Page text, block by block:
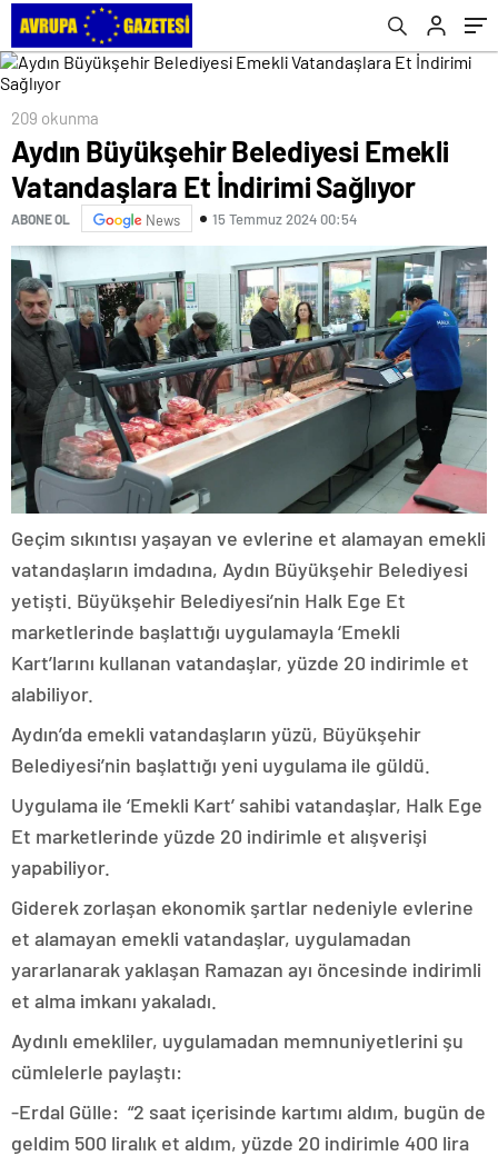
209 okunma
Aydın Büyükşehir Belediyesi Emekli
Vatandaşlara Et İndirimi Sağlıyor
ABONE OL News 15 Temmuz 2024 00:54
Geçim sıkıntısı yaşayan ve evlerine et alamayan emekli
vatandaşların imdadına, Aydın Büyükşehir Belediyesi
yetişti. Büyükşehir Belediyesi’nin Halk Ege Et
marketlerinde başlattığı uygulamayla ‘Emekli
Kart’larını kullanan vatandaşlar, yüzde 20 indirimle et
alabiliyor.
Aydın’da emekli vatandaşların yüzü, Büyükşehir
Belediyesi’nin başlattığı yeni uygulama ile güldü.
Uygulama ile ‘Emekli Kart’ sahibi vatandaşlar, Halk Ege
Et marketlerinde yüzde 20 indirimle et alışverişi
yapabiliyor.
Giderek zorlaşan ekonomik şartlar nedeniyle evlerine
et alamayan emekli vatandaşlar, uygulamadan
yararlanarak yaklaşan Ramazan ayı öncesinde indirimli
et alma imkanı yakaladı.
Aydınlı emekliler, uygulamadan memnuniyetlerini şu
cümlelerle paylaştı:
-Erdal Gülle: “2 saat içerisinde kartımı aldım, bugün de
geldim 500 liralık et aldım, yüzde 20 indirimle 400 lira